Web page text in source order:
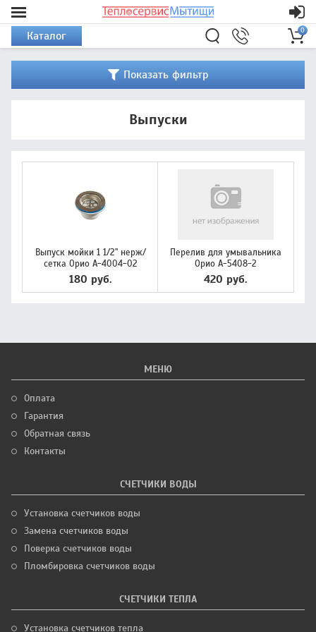
Каталог 0
Показать фильтр
Выпуски
Выпуск мойки 1 1/2" нерж/
сетка Орио А-4004-02
180 руб.
Перелив для умывальника
Орио А-5408-2
420 руб.
МЕНЮ
Оплата
Гарантия
Обратная связь
Контакты
СЧЕТЧИКИ ВОДЫ
Установка счетчиков воды
Замена счетчиков воды
Поверка счетчиков воды
Пломбировка счетчиков воды
СЧЕТЧИКИ ТЕПЛА
Установка счетчиков тепла